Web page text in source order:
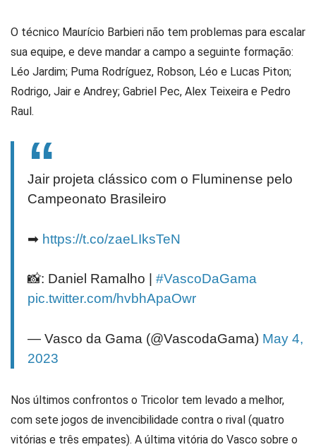
O técnico Maurício Barbieri não tem problemas para escalar
sua equipe, e deve mandar a campo a seguinte formação:
Léo Jardim; Puma Rodríguez, Robson, Léo e Lucas Piton;
Rodrigo, Jair e Andrey; Gabriel Pec, Alex Teixeira e Pedro
Raul.
Jair projeta clássico com o Fluminense pelo
Campeonato Brasileiro
➡ https://t.co/zaeLIksTeN
📸: Daniel Ramalho |#VascoDaGama
pic.twitter.com/hvbhApaOwr
— Vasco da Gama (@VascodaGama) May 4,
2023
Nos últimos confrontos o Tricolor tem levado a melhor,
com sete jogos de invencibilidade contra o rival (quatro
vitórias e três empates). A última vitória do Vasco sobre o